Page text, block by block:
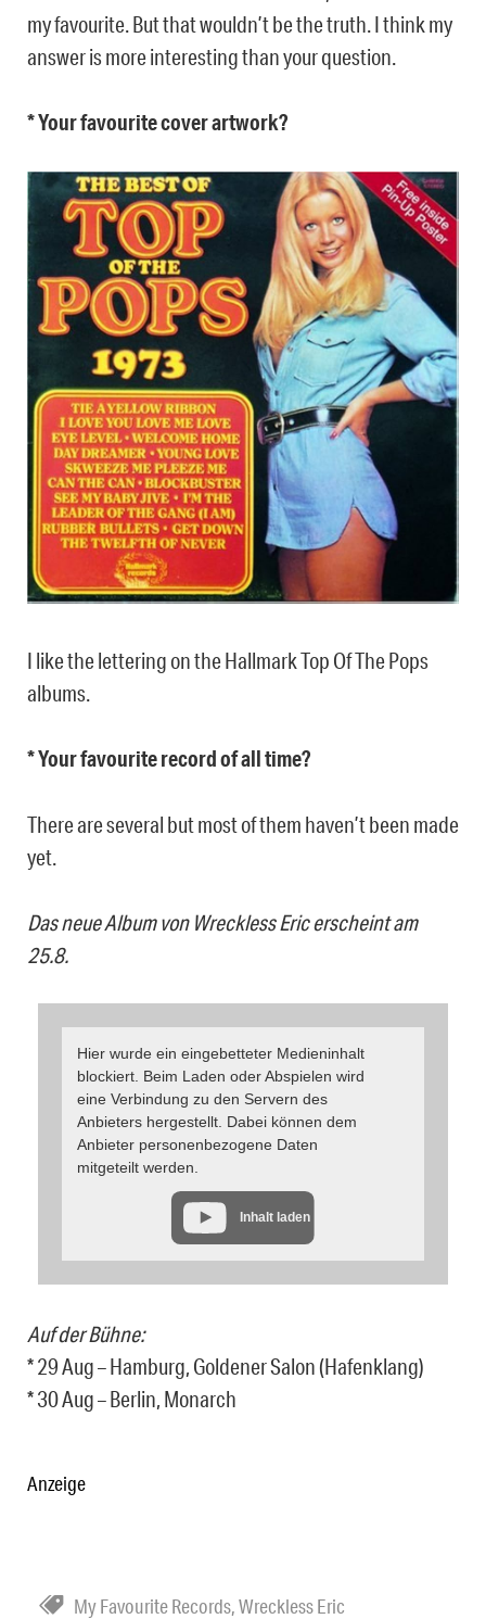
my favourite. But that wouldn’t be the truth. I think my
answer is more interesting than your question.
* Your favourite cover artwork?
I like the lettering on the Hallmark Top Of The Pops
albums.
* Your favourite record of all time?
There are several but most of them haven’t been made
yet.
Das neue Album von Wreckless Eric erscheint am
25.8.
Hier wurde ein eingebetteter Medieninhalt
blockiert. Beim Laden oder Abspielen wird
eine Verbindung zu den Servern des
Anbieters hergestellt. Dabei können dem
Anbieter personenbezogene Daten
mitgeteilt werden.
Inhalt laden
Auf der Bühne:
* 29 Aug – Hamburg, Goldener Salon (Hafenklang)
* 30 Aug – Berlin, Monarch
Anzeige
My Favourite Records,Wreckless Eric